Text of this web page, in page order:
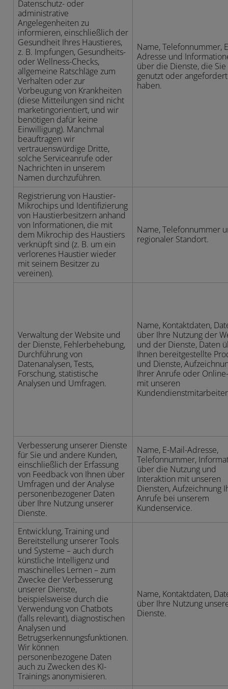
Datenschutz- oder
administrative
Angelegenheiten zu
informieren, einschließlich der
Gesundheit Ihres Haustieres,
z. B. Impfungen, Gesundheits-
oder Wellness-Checks,
allgemeine Ratschläge zum
Verhalten oder zur
Vorbeugung von Krankheiten
(diese Mitteilungen sind nicht
marketingorientiert, und wir
benötigen dafür keine
Einwilligung). Manchmal
beauftragen wir
vertrauenswürdige Dritte,
solche Serviceanrufe oder
Nachrichten in unserem
Namen durchzuführen.
Name, Telefonnummer,
Adresse und
über die Dienste, die Sie
genutzt oder angefordert
haben.
Registrierung von Haustier-
Mikrochips und Identifizierung
von Haustierbesitzern anhand
von Informationen, die mit
dem Mikrochip des Haustiers
verknüpft sind (z. B. um ein
verlorenes Haustier wieder
mit seinem Besitzer zu
vereinen).
Name, Telefonnummer
regionaler Standort.
Verwaltung der Website und
der Dienste, Fehlerbehebung,
Durchführung von
Datenanalysen, Tests,
Forschung, statistische
Analysen und Umfragen.
Name, Kontaktdaten,
über Ihre Nutzung der
und der Dienste, Daten
Ihnen bereitgestellte
und Dienste,
Ihrer Anrufe oder
mit unseren
Verbesserung unserer Dienste
für Sie und andere Kunden,
einschließlich der Erfassung
von Feedback von Ihnen über
Umfragen und der Analyse
personenbezogener Daten
über Ihre Nutzung unserer
Dienste.
Name, E-Mail-Adresse,
Telefonnummer,
über die Nutzung und
Interaktion mit unseren
Diensten, Aufzeichnung
Anrufe bei unserem
Kundenservice.
Entwicklung, Training und
Bereitstellung unserer Tools
und Systeme – auch durch
künstliche Intelligenz und
maschinelles Lernen – zum
Zwecke der Verbesserung
unserer Dienste,
beispielsweise durch die
Verwendung von Chatbots
(falls relevant), diagnostischen
Analysen und
Betrugserkennungsfunktionen.
Wir können
personenbezogene Daten
auch zu Zwecken des KI-
Trainings anonymisieren.
Name, Kontaktdaten,
über Ihre Nutzung
Dienste.